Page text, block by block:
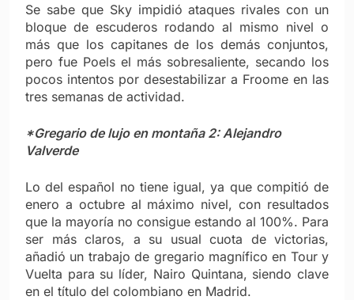
Se sabe que Sky impidió ataques rivales con un
bloque de escuderos rodando al mismo nivel o
más que los capitanes de los demás conjuntos,
pero fue Poels el más sobresaliente, secando los
pocos intentos por desestabilizar a Froome en las
tres semanas de actividad.
*Gregario de lujo en montaña 2: Alejandro
Valverde
Lo del español no tiene igual, ya que compitió de
enero a octubre al máximo nivel, con resultados
que la mayoría no consigue estando al 100%. Para
ser más claros, a su usual cuota de victorias,
añadió un trabajo de gregario magnífico en Tour y
Vuelta para su líder, Nairo Quintana, siendo clave
en el título del colombiano en Madrid.